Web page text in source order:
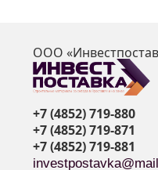
ООО
+7 (4852) 719-880
+7 (4852) 719-871
+7 (4852) 719-881